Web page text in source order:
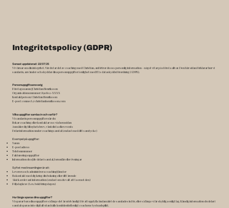
Integritetspolicy (GDPR)
Senast uppdaterad: 22/07/25
Vi värnar om din integritet. När du tar del av coaching med Christian, anförtror du oss personlig information – något vi tar på största allvar. Den här sidan förklarar hur vi
samlar in, använder och skyddar dina personuppgifter i enlighet med EU:s dataskyddsförordning (GDPR).
Personuppgiftsansvarig
Företagsnamn: [Christian Henriksson
Organisationsnummer: 890802-XXXX
Kontaktperson: Christian Henriksson
E-post: connect@christianhenriksson.com
Vilka uppgifter samlas in och varför?
Vi samlar in personuppgifter när du:
Bokar coaching eller kontaktar oss via hemsidan
Anmäler dig till nyhetsbrev, väntelista eller events
Delar information under coachingsamtal (endast med ditt samtycke)
Exempel på uppgifter:
Namn
E-postadress
Telefonnummer
Faktureringsuppgifter
Information du själv delar i samtal, formulär eller övningar
Syftet med insamlingen är att:
Leverera och administrera coachingtjänster
Ha kontakt med dig kring din bokning eller ditt ärende
Skicka relevant information (endast om du valt att ta emot den)
Följa lagkrav (t.ex. bokföringslagen)
Hur länge sparas dina uppgifter?
Vi sparar bara dina uppgifter så länge det är nödvändigt för att uppfylla ändamålet de samlades in för, eller så länge vi är skyldiga enligt lag. Känslig information du delar i
samtal sparas inte digitalt utan hålls konfidentiell enligt coachens tystnadsplikt.